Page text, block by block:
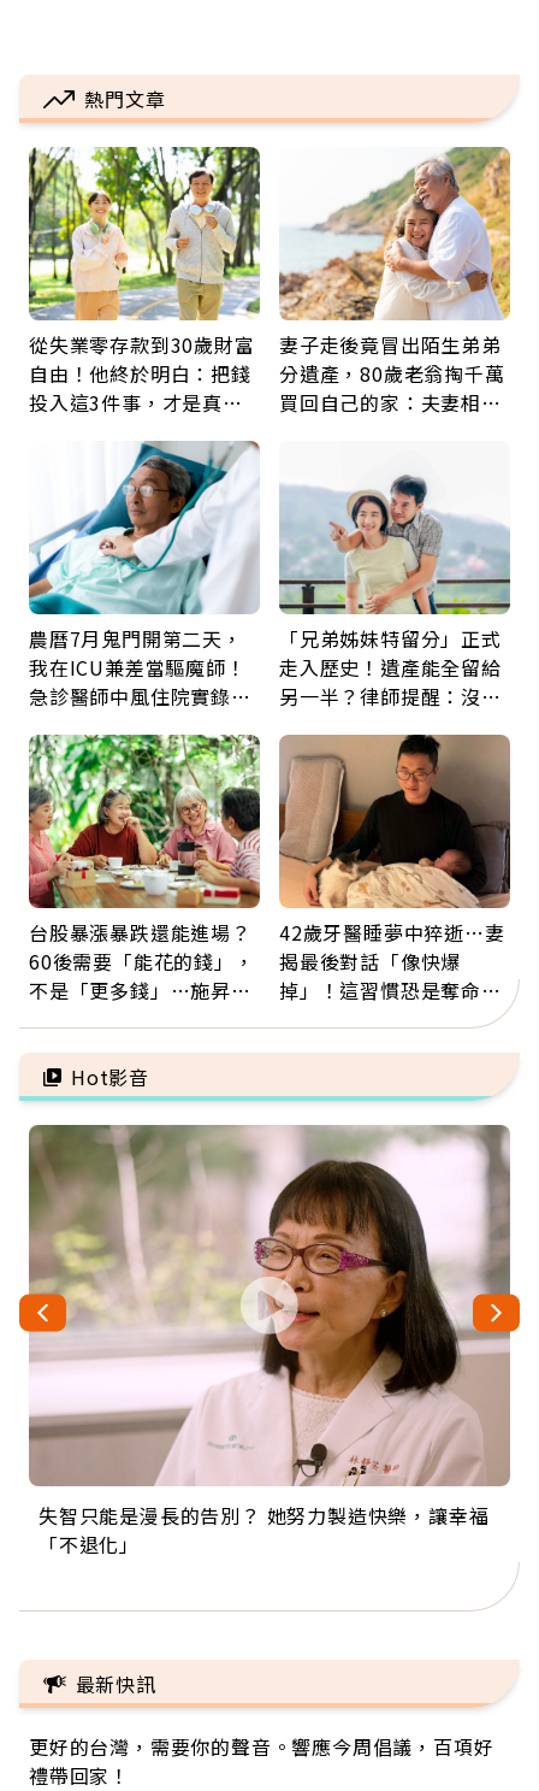
熱門文章
從失業零存款到30歲財富
自由！他終於明白：把錢
投入這3件事，才是真正
妻子走後竟冒出陌生弟弟
分遺產，80歲老翁掏千萬
買回自己的家：夫妻相守
農曆7月鬼門開第二天，
我在ICU兼差當驅魔師！
急診醫師中風住院實錄：
「兄弟姊妹特留分」正式
走入歷史！遺產能全留給
另一半？律師提醒：沒做
台股暴漲暴跌還能進場？
60後需要「能花的錢」，
不是「更多錢」…施昇
票
42歲牙醫睡夢中猝逝…妻
揭最後對話「像快爆
掉」！這習慣恐是奪命原
因：沒有一份工作值得用
命交換
Hot影音
失智只能是漫長的告別？ 她努力製造快樂，讓幸福
「不退化」
來自剛果的巧克力神父 為台灣奉獻36年 「台灣是我
的家，我連作夢都講台語！」
63歲卸矽谷副總、搬回台灣找快樂！「蛋黃哥小
丑」走進安養院，逗樂上萬爺奶：退休後才開始真
104歲打破金氏世界紀錄 成為全球最年長羽球選
手，分享長壽的秘密原來是「這個」
事業巔峰他選擇追夢…黑手阿伯拉小提琴還登上小
巨蛋！連CNN都大讚！
最新快訊
更好的台灣，需要你的聲音。響應今周倡議，百項好
禮帶回家！